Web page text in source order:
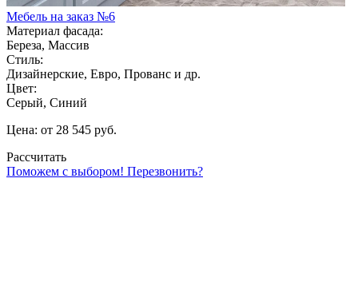
Мебель на заказ №6
Материал фасада:
Береза, Массив
Стиль:
Дизайнерские, Евро, Прованс и др.
Цвет:
Серый, Синий
Цена: от 28 545 руб.
Рассчитать
Поможем с выбором! Перезвонить?